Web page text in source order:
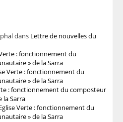
dans Lettre de nouvelles du
: fonctionnement du
» de la Sarra
Verte : fonctionnement du
» de la Sarra
: fonctionnement du composteur
la Sarra
Verte : fonctionnement du
» de la Sarra